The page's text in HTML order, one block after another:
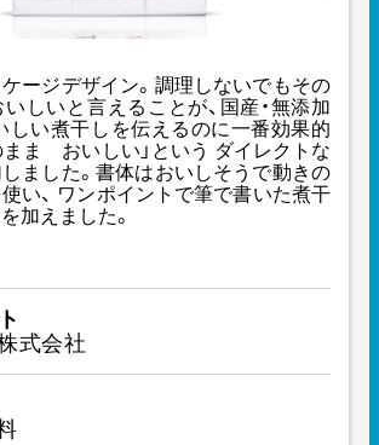
ージデザイン。調理しないでもその
しいと言えることが、国産・無添加
しい煮干しを伝えるのに一番効果的
まま おいしい」という ダイレクトな
ました。書体はおいしそうで動きの
い、 ワンポイントで筆で書いた煮干
加えました。
式会社